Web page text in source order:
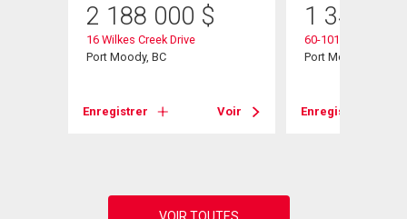
2 188 000 $
16 Wilkes Creek Drive
Port Moody, BC
Enregistrer Voir
1 349
60-101 Parkside
Port Moody, BC
Enregistrer